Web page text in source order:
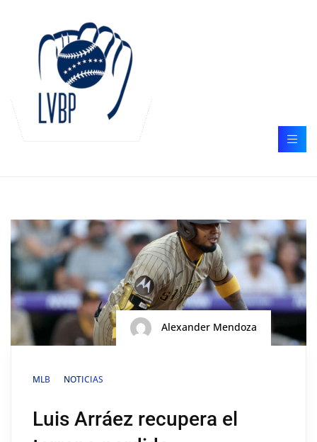
Alexander Mendoza
MLB NOTICIAS
Luis Arráez recupera el